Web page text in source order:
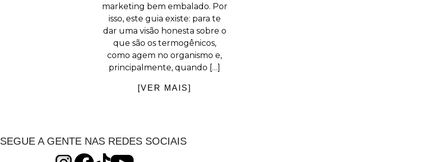
marketing bem embalado. Por
isso, este guia existe: para te
dar uma visão honesta sobre o
que são os termogênicos,
como agem no organismo e,
principalmente, quando […]
[VER MAIS]
SEGUE A GENTE NAS REDES SOCIAIS